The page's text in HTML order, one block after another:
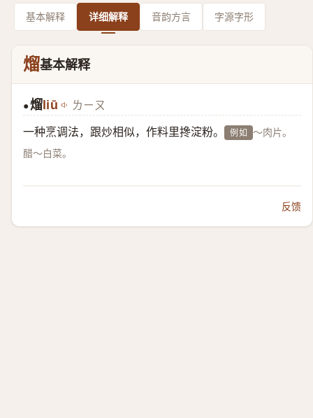
基本解释 详细解释 音韵方言 字源字形
熘基本解释
●熘 liū ㄌㄧㄡ
一种烹调法，跟炒相似，作料里搀淀粉。 例如 ～肉片。
醋～白菜。
反馈